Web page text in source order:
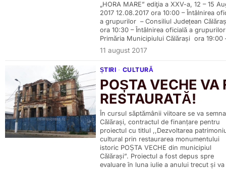
„HORA MARE” ediţia a XXV-a, 12 – 15
2017 12.08.2017 ora 10:00 – Întâlnirea
a grupurilor – Consiliul Județean
ora 10:30 – Întâlnirea oficială a grupurilor
Primăria Municipiului Călărași ora 19:00
11 august 2017
ȘTIRI · CULTURĂ
POȘTA VECHE VA
RESTAURATĂ!
În cursul săptămânii viitoare se va
Călărași, contractul de finanțare pentru
proiectul cu titlul ,,Dezvoltarea
cultural prin restaurarea monumentului
istoric POȘTA VECHE din municipiul
Călărași”. Proiectul a fost depus spre
evaluare în luna iulie a anului trecut și va